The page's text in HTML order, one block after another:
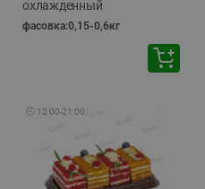
охлажденный
фасовка:0,15-0,6кг
🕘 12:00-21:00